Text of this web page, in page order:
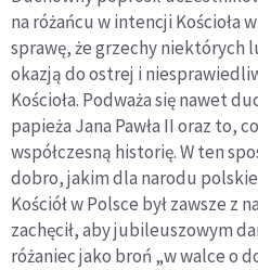
na różańcu w intencji Kościoła
sprawę, że grzechy niektórych
okazją do ostrej i
Kościoła. Podważa się nawet
papieża Jana Pawła II oraz to,
współczesną historię. W ten
dobro, jakim dla narodu
Kościół w Polsce był zawsze z
zachęcił, aby jubileuszowym
różaniec jako broń „w walce o